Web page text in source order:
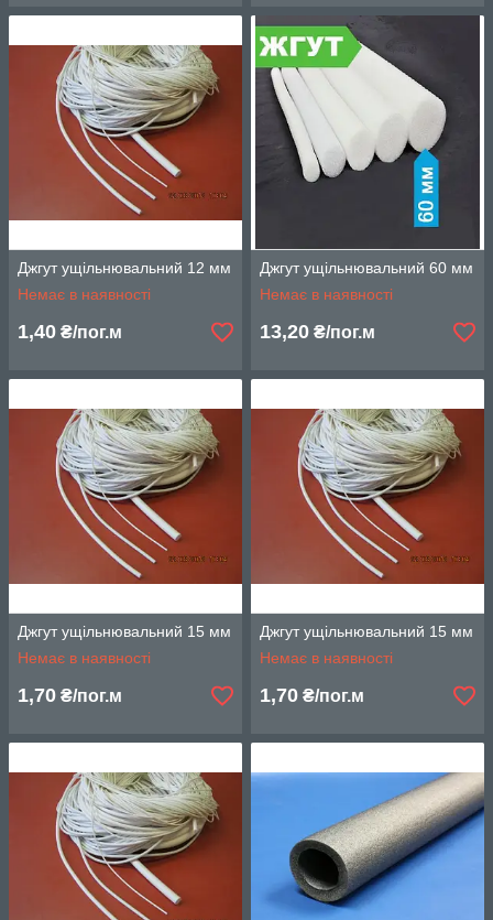
Джгут ущільнювальний 12 мм
Немає в наявності
1,40 ₴/пог.м
Джгут ущільнювальний 60 мм
Немає в наявності
13,20 ₴/пог.м
Джгут ущільнювальний 15 мм
Немає в наявності
1,70 ₴/пог.м
Джгут ущільнювальний 15 мм
Немає в наявності
1,70 ₴/пог.м